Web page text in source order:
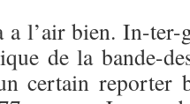
a l’air bien. In-
de la bande-
certain reporter